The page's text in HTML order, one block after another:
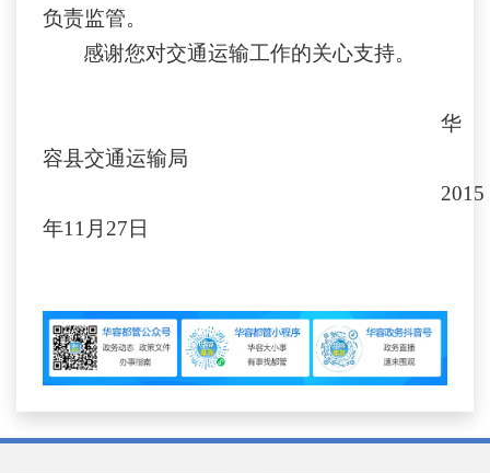
负责监管。
感谢您对交通运输工作的关心支持。
华
容县交通运输局
2015
年11月27日